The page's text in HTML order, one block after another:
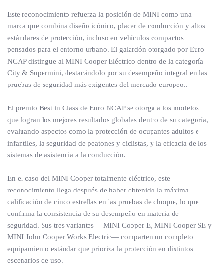
Este reconocimiento refuerza la posición de MINI como una
marca que combina diseño icónico, placer de conducción y altos
estándares de protección, incluso en vehículos compactos
pensados para el entorno urbano. El galardón otorgado por Euro
NCAP distingue al MINI Cooper Eléctrico dentro de la categoría
City & Supermini, destacándolo por su desempeño integral en las
pruebas de seguridad más exigentes del mercado europeo..
El premio Best in Class de Euro NCAP se otorga a los modelos
que logran los mejores resultados globales dentro de su categoría,
evaluando aspectos como la protección de ocupantes adultos e
infantiles, la seguridad de peatones y ciclistas, y la eficacia de los
sistemas de asistencia a la conducción.
En el caso del MINI Cooper totalmente eléctrico, este
reconocimiento llega después de haber obtenido la máxima
calificación de cinco estrellas en las pruebas de choque, lo que
confirma la consistencia de su desempeño en materia de
seguridad. Sus tres variantes —MINI Cooper E, MINI Cooper SE y
MINI John Cooper Works Electric— comparten un completo
equipamiento estándar que prioriza la protección en distintos
escenarios de uso.